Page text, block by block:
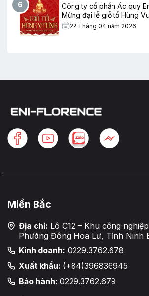
6
Công ty cổ phần Ắc quy
Mừng đại lễ giỗ tổ Hùng
22 Tháng 04 năm 2026
Miền Bắc
Địa chỉ: Lô C12 – Khu công
Phường Đông Hoa Lư, Tỉnh Ninh
Kinh doanh: 0229.3762.678
Xuất khẩu: (+84)396836945
Bảo hành: 0229.3762.679